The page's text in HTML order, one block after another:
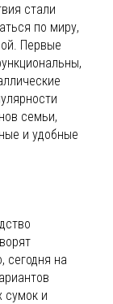
стали
по миру,
Первые
семьи,
и удобные
сегодня на
сумок и